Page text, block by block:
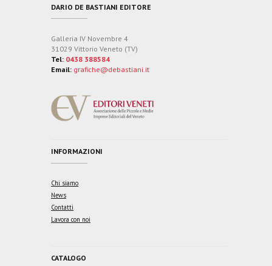
DARIO DE BASTIANI EDITORE
Galleria IV Novembre 4
31029 Vittorio Veneto (TV)
Tel: 0438 388584
Email: grafiche@debastiani.it
INFORMAZIONI
Chi siamo
News
Contatti
Lavora con noi
CATALOGO